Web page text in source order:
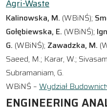
Agri-Waste
Kalinowska, M. (WBiNŚ);
Gołębiewska, E. (WBiNŚ);
G. (WBiNŚ); Zawadzka, M.
Saeed, M.; Karar, W.;
Subramaniam, G.
WBiNŚ – Wydział
ENGINEERING